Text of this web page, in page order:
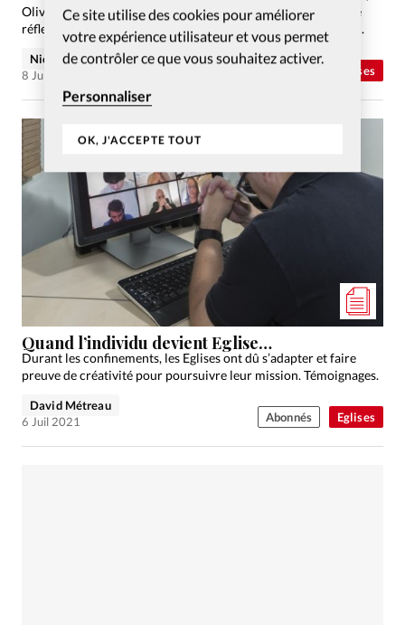
Ce site utilise des cookies pour améliorer
votre expérience utilisateur et vous permet
de contrôler ce que vous souhaitez activer.
Personnaliser
OK, J'ACCEPTE TOUT
Eglises
Olivier Favre se livre à un exercice d’anticipation et offre une
réflexion sur l’avenir de l’Eglise suite à la pandémie. Entretien.
Nicolas Fouquet
8 Juil 2021
Eglises
Quand l’individu devient Eglise…
Durant les confinements, les Eglises ont dû s’adapter et faire
preuve de créativité pour poursuivre leur mission. Témoignages.
David Métreau
6 Juil 2021
Abonnés